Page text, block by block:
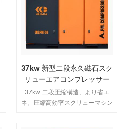
37kw 新型二段永久磁石スク
リューエアコンプレッサー
37kw 二段圧縮構造、より省エ
ネ。圧縮高効率スクリューマシン